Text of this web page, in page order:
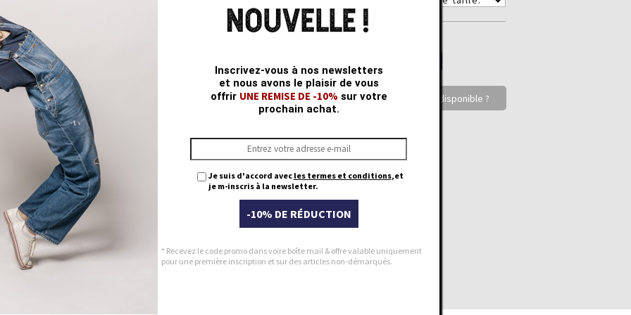
QTY
Votre taille n'est pas disponible ?
Inscrivez-vous à nos newsletters
et nous avons le plaisir de vous
offrir UNE REMISE DE -10% sur votre
prochain achat.
Je suis d'accord avec les termes et conditions,et
je m-inscris à la newsletter.
-10% DE RÉDUCTION
* Recevez le code promo dans voire boîte mail & offre valable uniquement
pour une première inscription et sur des articles non-démarqués.